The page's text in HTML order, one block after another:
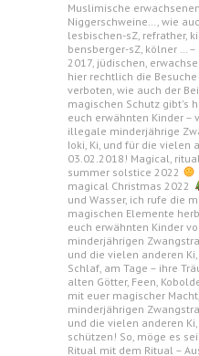
Muslimische
Niggerschweine…, wie
lesbischen-sZ, refrather,
bensberger-sZ, kölner … –
2017, jüdischen,
hier rechtlich die Besuche
verboten, wie auch der
magischen Schutz gibt's
euch erwähnten Kinder –
illegale minderjährige
Ioki, Ki, und für die vielen
03.02.2018! Magical,
summer solstice 2022
magical Christmas 2022
und Wasser, ich rufe die
magischen Elemente
euch erwähnten Kinder
minderjährigen
und die vielen anderen
Schlaf, am Tage – ihre
alten Götter, Feen,
mit euer magischer
minderjährigen
und die vielen anderen
schützen! So, möge es
Ritual mit dem Ritual –